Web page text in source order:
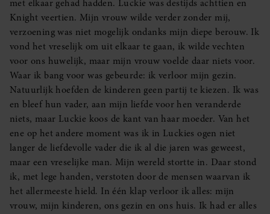
met elkaar gehad hadden. Luckie was destijds achttien en
Knight veertien. Mijn vrouw wilde verder zonder mij,
verzoening was niet mogelijk ondanks mijn diepe berouw. Ik
vond het vreselijk om uit elkaar te gaan, ik wilde vechten
voor ons huwelijk, maar mijn vrouw voelde daar niets voor.
Waar ik bang voor was gebeurde: ik verloor mijn gezin.
Natuurlijk hoefden de kinderen geen partij te kiezen. Ik was
en bleef hun vader, aan mijn liefde voor hen veranderde
niets, maar Luckie koos de kant van haar moeder. Van het
ene op het andere moment was ik in Luckies ogen niet
langer de liefdevolle vader die ik al die jaren was geweest,
maar een vreselijke man. Mijn wereld stortte in. Daar stond
ik, met lege handen, verstoten door de mensen waarvan ik
het allermeeste hield. In één klap verloor ik alles: mijn
vrouw, mijn kinderen, ons gezin en ons huis. Ik had er alles